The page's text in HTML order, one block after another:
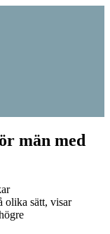
män med
olika sätt, visar